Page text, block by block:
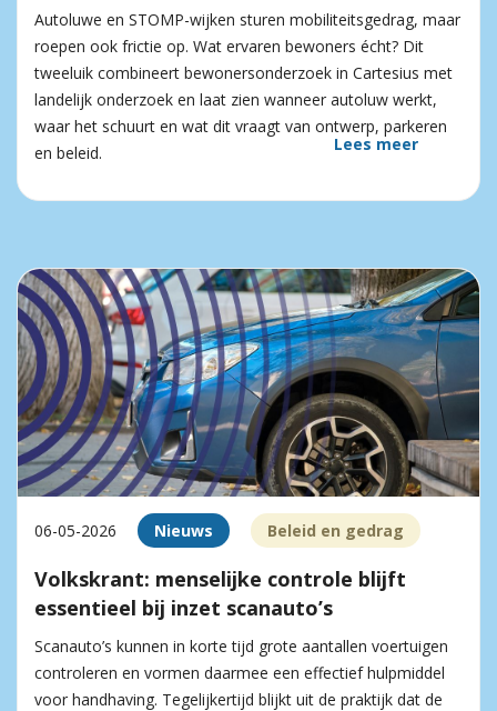
Autoluwe en STOMP-wijken sturen mobiliteitsgedrag, maar
roepen ook frictie op. Wat ervaren bewoners écht? Dit
tweeluik combineert bewonersonderzoek in Cartesius met
landelijk onderzoek en laat zien wanneer autoluw werkt,
waar het schuurt en wat dit vraagt van ontwerp, parkeren
en beleid.
Lees meer
06-05-2026 Nieuws Beleid en gedrag
Volkskrant: menselijke controle blijft
essentieel bij inzet scanauto’s
Scanauto’s kunnen in korte tijd grote aantallen voertuigen
controleren en vormen daarmee een effectief hulpmiddel
voor handhaving. Tegelijkertijd blijkt uit de praktijk dat de